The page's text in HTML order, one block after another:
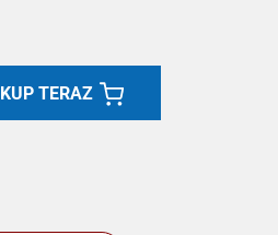
KUP TERAZ